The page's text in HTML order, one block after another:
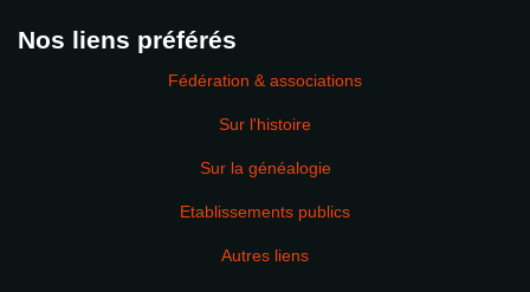
Nos liens préférés
Fédération & associations
Sur l'histoire
Sur la généalogie
Etablissements publics
Autres liens